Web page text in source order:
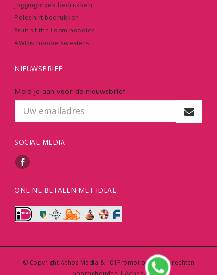
Joggingbroek bedrukken
Poloshirt bedrukken
Fruit of the Loom hoodies
AWDis hoodie sweaters
NIEUWSBRIEF
Meld je aan voor de nieuwsbrief
SOCIAL MEDIA
ONLINE BETALEN MET IDEAL
© Copyright Achos Media & 101Promotions | Alle rechten
voorbehouden | Achos